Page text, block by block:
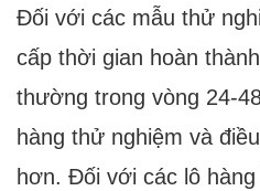
Đối với các mẫu thử
cấp thời gian hoàn
thường trong vòng 24-
hàng thử nghiệm và
hơn. Đối với các lô